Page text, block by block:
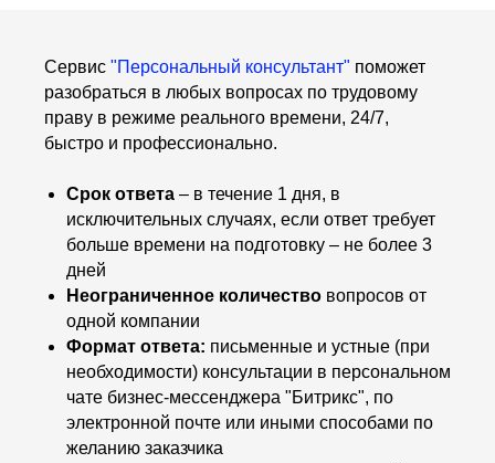
Сервис "Персональный консультант" поможет
разобраться в любых вопросах по трудовому
праву в режиме реального времени, 24/7,
быстро и профессионально.
Срок ответа – в течение 1 дня, в
исключительных случаях, если ответ требует
больше времени на подготовку – не более 3
дней
Неограниченное количество вопросов от
одной компании
Формат ответа: письменные и устные (при
необходимости) консультации в персональном
чате бизнес-мессенджера "Битрикс", по
электронной почте или иными способами по
желанию заказчика